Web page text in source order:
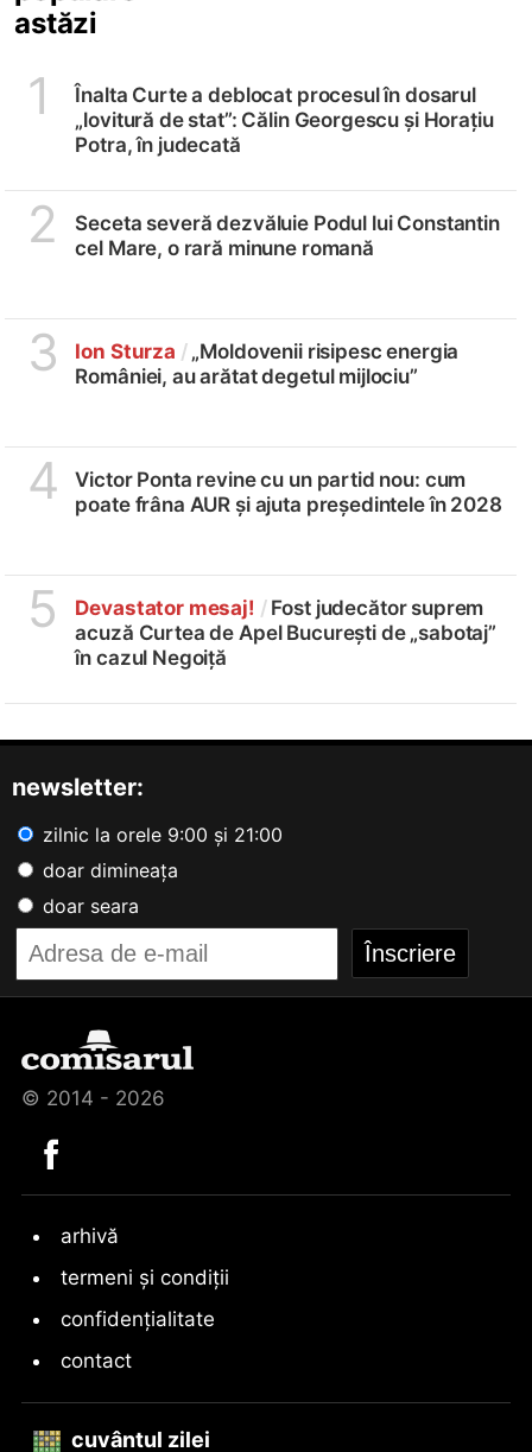
astăzi
1
Înalta Curte a deblocat procesul în dosarul
„lovitură de stat”: Călin Georgescu și Horațiu
Potra, în judecată
2
Seceta severă dezvăluie Podul lui Constantin
cel Mare, o rară minune romană
3 Ion Sturza /„Moldovenii risipesc energia
României, au arătat degetul mijlociu”
4
Victor Ponta revine cu un partid nou: cum
poate frâna AUR și ajuta președintele în 2028
5 Devastator mesaj! / Fost judecător suprem
acuză Curtea de Apel București de „sabotaj”
în cazul Negoiță
newsletter:
zilnic la orele 9:00 și 21:00
doar dimineața
doar seara
© 2014 - 2026
arhivă
termeni și condiții
confidențialitate
contact
cuvântul zilei